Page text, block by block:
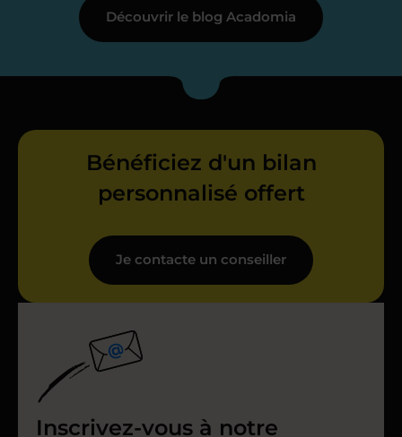
Découvrir le blog Acadomia
Bénéficiez d'un bilan
personnalisé offert
Je contacte un conseiller
Inscrivez-vous à notre